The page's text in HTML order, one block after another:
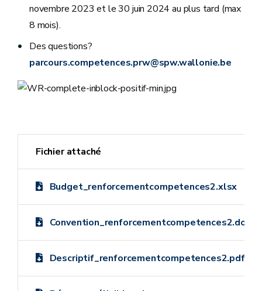
novembre 2023 et le 30 juin 2024 au plus tard (max
8 mois).
Des questions?
parcours.competences.prw@spw.wallonie.be
Fichier attaché
Budget_renforcementcompetences2.xlsx
Convention_renforcementcompetences2.docx
Descriptif_renforcementcompetences2.pdf